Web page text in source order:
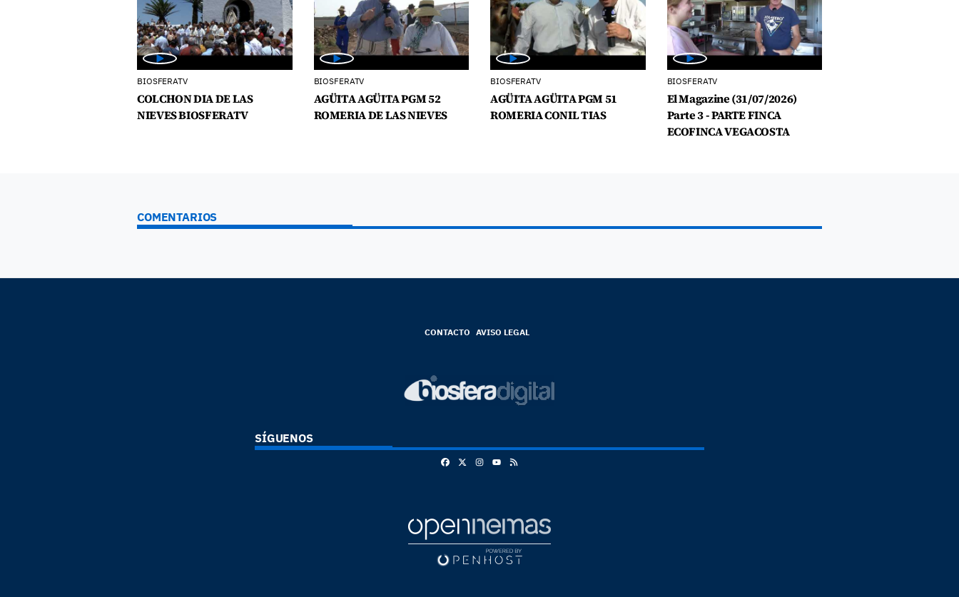
BIOSFERATV
COLCHON DIA DE LAS
NIEVES BIOSFERATV
BIOSFERATV
AGÜITA AGÜITA PGM 52
ROMERIA DE LAS NIEVES
BIOSFERATV
AGÜITA AGÜITA PGM 51
ROMERIA CONIL TIAS
BIOSFERATV
El Magazine (31/07/2026)
Parte 3 - PARTE FINCA
ECOFINCA VEGACOSTA
COMENTARIOS
CONTACTO AVISO LEGAL
SÍGUENOS
FacebookInstagram